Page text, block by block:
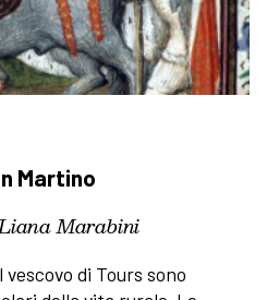
Martino
Marabini
di Tours sono